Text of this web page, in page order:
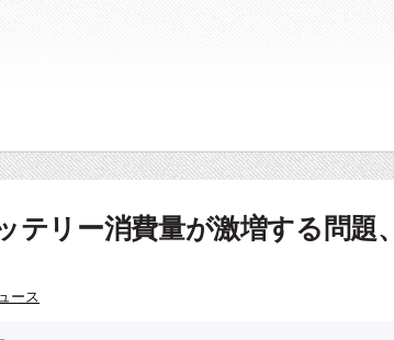
テリー消費量が激増する問題
ース